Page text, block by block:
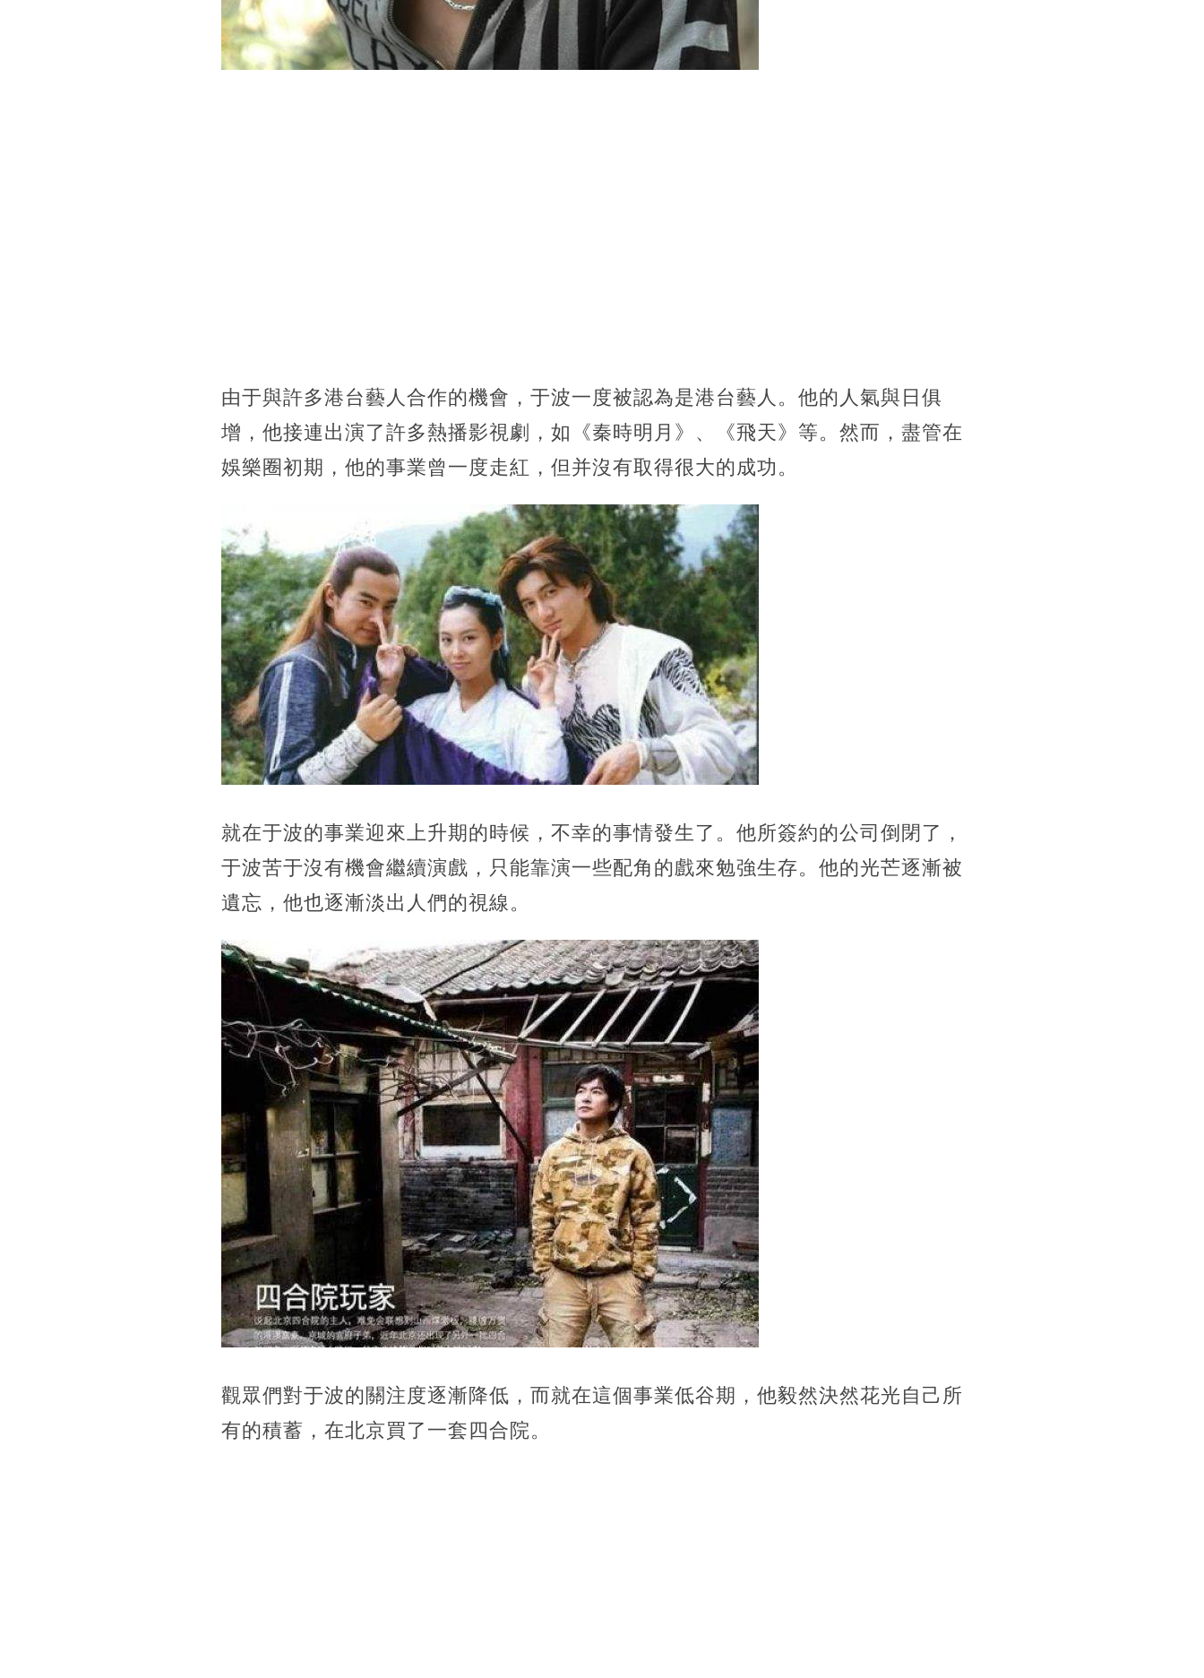
由于與許多港台藝人合作的機會，于波一度被認為是港台藝人。他的人氣與日俱
增，他接連出演了許多熱播影視劇，如《秦時明月》、《飛天》等。然而，盡管在
娛樂圈初期，他的事業曾一度走紅，但并沒有取得很大的成功。
就在于波的事業迎來上升期的時候，不幸的事情發生了。他所簽約的公司倒閉了，
于波苦于沒有機會繼續演戲，只能靠演一些配角的戲來勉強生存。他的光芒逐漸被
遺忘，他也逐漸淡出人們的視線。
觀眾們對于波的關注度逐漸降低，而就在這個事業低谷期，他毅然決然花光自己所
有的積蓄，在北京買了一套四合院。